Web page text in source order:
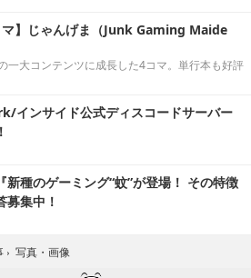
マ】じゃんげま（Junk Gaming Maide
一大コンテンツに成長した4コマ。単行本も好評
インサイド公式ディスコードサーバー
新種のゲーミング“蚊”が登場！ その特徴
募集中！
› 写真・画像